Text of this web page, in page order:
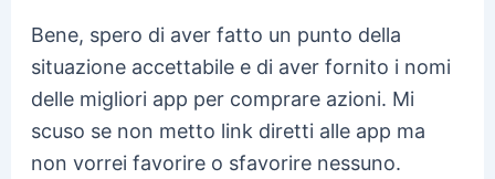
Bene, spero di aver fatto un punto della
situazione accettabile e di aver fornito i nomi
delle migliori app per comprare azioni. Mi
scuso se non metto link diretti alle app ma
non vorrei favorire o sfavorire nessuno.